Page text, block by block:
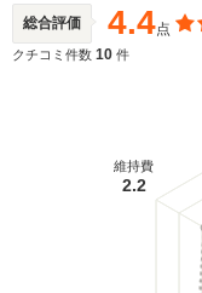
総合評価 4.4点
クチコミ件数 10 件
維持費
2.2